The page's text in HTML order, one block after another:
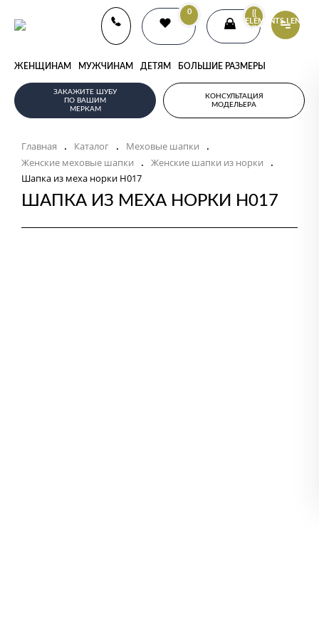
0
{{
ELEMENTS.LENGTH
}}
ЖЕНЩИНАМ МУЖЧИНАМ ДЕТЯМ БОЛЬШИЕ РАЗМЕРЫ
ЗАКАЖИТЕ ШУБУ
ПО ВАШИМ
МЕРКАМ
КОНСУЛЬТАЦИЯ
МОДЕЛЬЕРА
Главная . Каталог . Меховые шапки .
Женские меховые шапки . Женские шапки из норки .
Шапка из меха норки Н017
ШАПКА ИЗ МЕХА НОРКИ Н017